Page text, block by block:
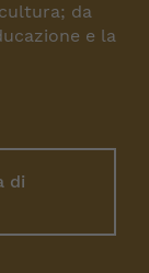
da
e la
di